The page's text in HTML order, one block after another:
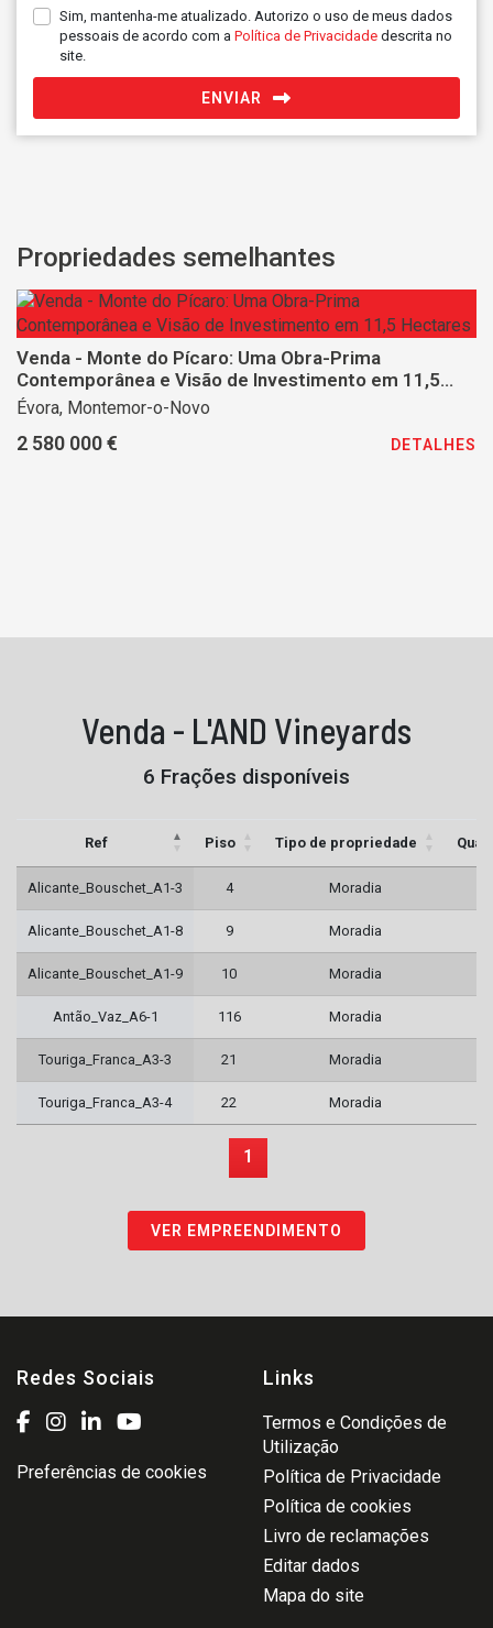
Sim, mantenha-me atualizado. Autorizo o uso de meus dados
pessoais de acordo com a Política de Privacidade descrita no
site.
ENVIAR
Propriedades semelhantes
Venda - Monte do Pícaro: Uma Obra-Prima
Contemporânea e Visão de Investimento em 11,5
Hectares
Évora, Montemor-o-Novo
2 580 000 € DETALHES
Venda - L'AND Vineyards
6 Frações disponíveis
Ref Piso Tipo de propriedade
Alicante_Bouschet_A1-3 4 Moradia
Alicante_Bouschet_A1-8 9 Moradia
Alicante_Bouschet_A1-9 10 Moradia
Antão_Vaz_A6-1 116 Moradia
Touriga_Franca_A3-3 21 Moradia
Touriga_Franca_A3-4 22 Moradia
1
VER EMPREENDIMENTO
Redes Sociais
Preferências de cookies
Links
Termos e Condições de
Utilização
Política de Privacidade
Política de cookies
Livro de reclamações
Editar dados
Mapa do site